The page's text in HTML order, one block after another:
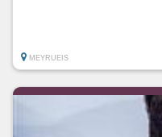
MEYRUEIS